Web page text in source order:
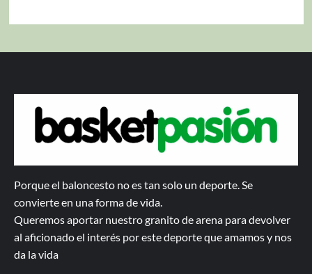
Porque el baloncesto no es tan solo un deporte. Se
convierte en una forma de vida.
Queremos aportar nuestro granito de arena para devolver
al aficionado el interés por este deporte que amamos y nos
da la vida